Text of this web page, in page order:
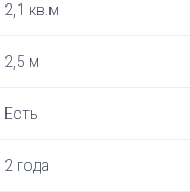
2,1 кв.м
2,5 м
Есть
2 года